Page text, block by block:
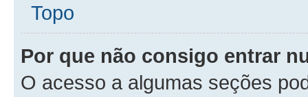
Topo
Por que não consigo entrar
O acesso a algumas seções